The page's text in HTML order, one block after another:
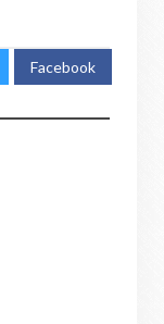
Facebook